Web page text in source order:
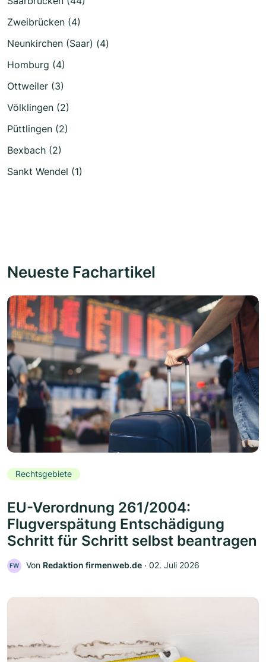
Zweibrücken (4)
Neunkirchen (Saar) (4)
Homburg (4)
Ottweiler (3)
Völklingen (2)
Püttlingen (2)
Bexbach (2)
Sankt Wendel (1)
Neueste Fachartikel
Rechtsgebiete
EU-Verordnung 261/2004:
Flugverspätung Entschädigung
Schritt für Schritt selbst beantragen
FW Von Redaktion firmenweb.de ‧ 02. Juli 2026